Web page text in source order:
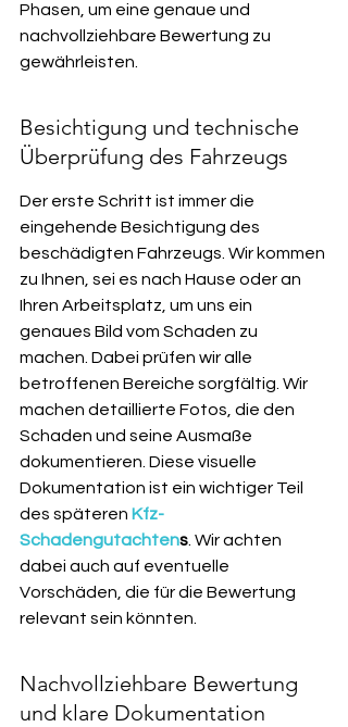
Phasen, um eine genaue und
nachvollziehbare Bewertung zu
gewährleisten.
Besichtigung und technische
Überprüfung des Fahrzeugs
Der erste Schritt ist immer die
eingehende Besichtigung des
beschädigten Fahrzeugs. Wir kommen
zu Ihnen, sei es nach Hause oder an
Ihren Arbeitsplatz, um uns ein
genaues Bild vom Schaden zu
machen. Dabei prüfen wir alle
betroffenen Bereiche sorgfältig. Wir
machen detaillierte Fotos, die den
Schaden und seine Ausmaße
dokumentieren. Diese visuelle
Dokumentation ist ein wichtiger Teil
des späteren Kfz-
Schadengutachtens . Wir achten
dabei auch auf eventuelle
Vorschäden, die für die Bewertung
relevant sein könnten.
Nachvollziehbare Bewertung
und klare Dokumentation